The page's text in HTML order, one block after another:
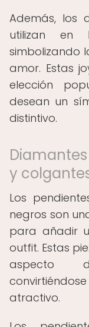
Además, los
utilizan en
simbolizando
amor. Estas
elección
desean un
distintivo.
y
Los
negros son
para añadir
outfit. Estas
aspecto
atractivo.